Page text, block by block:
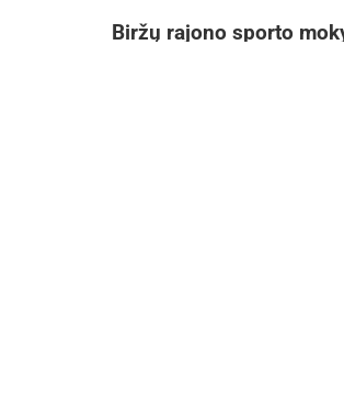
Biržų rajono sporto